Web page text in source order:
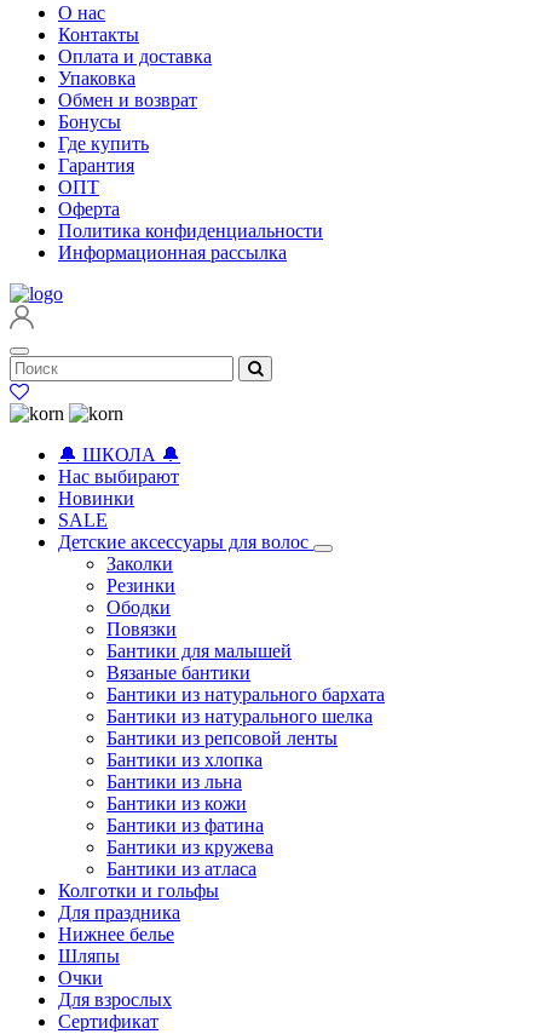
О нас
Контакты
Оплата и доставка
Упаковка
Обмен и возврат
Бонусы
Где купить
Гарантия
ОПТ
Оферта
Политика конфиденциальности
Информационная рассылка
🔔 ШКОЛА 🔔
Нас выбирают
Новинки
SALE
Детские аксессуары для волоc
Заколки
Резинки
Ободки
Повязки
Бантики для малышей
Вязаные бантики
Бантики из натурального бархата
Бантики из натурального шелка
Бантики из репсовой ленты
Бантики из хлопка
Бантики из льна
Бантики из кожи
Бантики из фатина
Бантики из кружева
Бантики из атласа
Колготки и гольфы
Для праздника
Нижнее белье
Шляпы
Очки
Для взрослых
Сертификат